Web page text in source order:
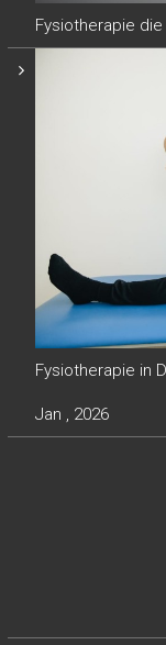
Fysiotherapie
Fysiotherapie in
Jan , 2026